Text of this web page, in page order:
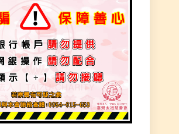
通、財運亨通、吉星高照、道光
納福迎祥，加持非常靈驗哦！
大梵紫微玄都雷霆玉經》稱四府
東極青玄府、九天應元府、洞淵
一內院、玉樞院、五雷院、斗樞
火雷院。諸司為：天部廷司、蓬
霆四司、北帝雷霆司、北斗懲罰
玉府雷霆九司及諸曹院子司。並